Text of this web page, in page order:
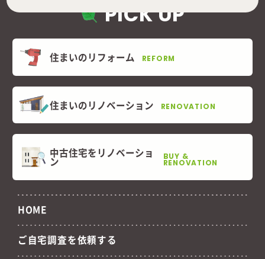
PICK UP
住まいのリフォーム REFORM
住まいのリノベーション RENOVATION
中古住宅をリノベーショ
ン BUY &
RENOVATION
HOME
ご自宅調査を依頼する